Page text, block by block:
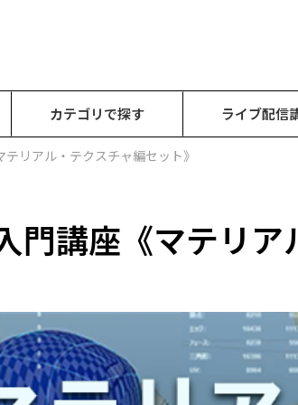
カテゴリで探す ライブ配信
リアル・テクスチャ編セット》
門講座《マテリア